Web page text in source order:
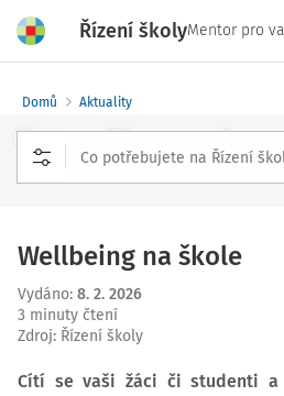
Řízení školyMentor pro
Domů Aktuality
Wellbeing na škole
Vydáno: 8. 2. 2026
3 minuty čtení
Zdroj: Řízení školy
Cítí se vaši žáci či studenti a